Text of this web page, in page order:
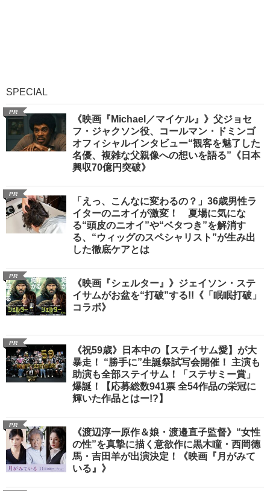
SPECIAL
PR
《映画『Michael／マイケル』》父ジョセ
フ・ジャクソン役、コールマン・ドミンゴ
オフィシャルインタビュー“観客を魅了した
名優、複雑な父親像への想いを語る”《日本
興収70億円突破》
PR
「えっ、こんなに変わるの？」36歳男性ラ
イターのニオイが激変！ 夏場に気にな
る“頭皮のニオイ”や“ベタつき”を解消す
る、“ウィッグのスペシャリスト”が生み出
した徹底ケアとは
PR
《映画『シェルター』》ジェイソン・ステ
イサムがお盆を“打破”する!!《「眠眠打破」
コラボ》
PR
《祝59歳》日本中の【ステイサム愛】が大
暴走！ “勝手に”生誕祭試写会開催！ 主演も
助演も全部ステイサム！「ステサミー賞」
爆誕！【応募総数941票 全54作品の栄冠に
輝いた作品とはー!?】
PR
《渡辺淳一原作＆娘・渡邉直子監督》“女性
の性”を真摯に描く意欲作に黒木瞳・西岡德
馬・吉田羊が出演決定！《映画『月がみて
いる』》